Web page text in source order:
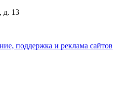
д. 13
поддержка и реклама сайтов